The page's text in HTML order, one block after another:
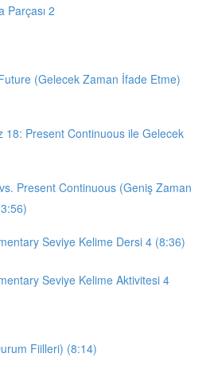
Parçası 2
(Gelecek Zaman İfade Etme)
18: Present Continuous ile Gelecek
Present Continuous (Geniş Zaman
Seviye Kelime Dersi 4 (8:36)
Seviye Kelime Aktivitesi 4
Fiilleri) (8:14)